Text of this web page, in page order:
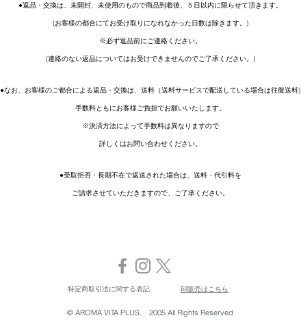
●返品・交換は、未開封、未使用のもので商品到着後、５日以内に限らせて頂きます。
(お客様の都合にてお受け取りになれなかった日数は除きます。)
※必ず返品前にご連絡ください。
(連絡のない返品についてはお受けできませんのでご了承ください。)
●なお、お客様のご都合による返品・交換は、送料（送料サービスで配送している場合は往復送料)
手数料ともにお客様ご負担でお願いいたします。
※決済方法によって手数料は異なりますので
詳しくはお問い合わせください。
●受取拒否・長期不在で返送された場合は、送料・代引料を
ご請求させていただきますので、ご了承ください。
特定商取引法に関する表記 卸販売はこちら
© AROMA VITA PLUS. 2005 All Rights Reserved